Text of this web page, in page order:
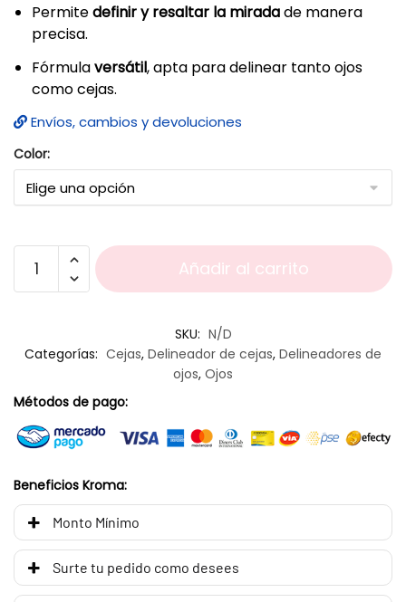
Permitedefinir y resaltar la miradade manera
precisa.
Fórmulaversátil, apta para delinear tanto ojos
como cejas.
Envíos, cambios y devoluciones
Color:
Añadir al carrito
SKU: N/D
Categorías: Cejas, Delineador de cejas, Delineadores de
ojos, Ojos
Métodos de pago:
Beneficios Kroma:
Monto Mínimo
Surte tu pedido como desees